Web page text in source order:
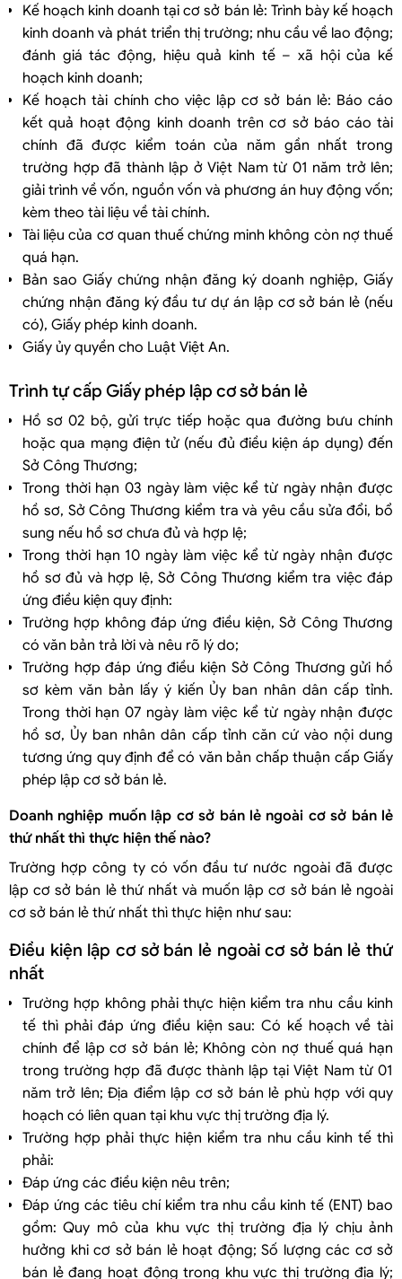
Kế hoạch kinh doanh tại cơ sở bán lẻ: Trình bày kế hoạch
kinh doanh và phát triển thị trường; nhu cầu về lao động;
đánh giá tác động, hiệu quả kinh tế – xã hội của kế
hoạch kinh doanh;
Kế hoạch tài chính cho việc lập cơ sở bán lẻ: Báo cáo
kết quả hoạt động kinh doanh trên cơ sở báo cáo tài
chính đã được kiểm toán của năm gần nhất trong
trường hợp đã thành lập ở Việt Nam từ 01 năm trở lên;
giải trình về vốn, nguồn vốn và phương án huy động vốn;
kèm theo tài liệu về tài chính.
Tài liệu của cơ quan thuế chứng minh không còn nợ thuế
quá hạn.
Bản sao Giấy chứng nhận đăng ký doanh nghiệp, Giấy
chứng nhận đăng ký đầu tư dự án lập cơ sở bán lẻ (nếu
có), Giấy phép kinh doanh.
Giấy ủy quyền cho Luật Việt An.
Trình tự cấp Giấy phép lập cơ sở bán lẻ
Hồ sơ 02 bộ, gửi trực tiếp hoặc qua đường bưu chính
hoặc qua mạng điện tử (nếu đủ điều kiện áp dụng) đến
Sở Công Thương;
Trong thời hạn 03 ngày làm việc kể từ ngày nhận được
hồ sơ, Sở Công Thương kiểm tra và yêu cầu sửa đổi, bổ
sung nếu hồ sơ chưa đủ và hợp lệ;
Trong thời hạn 10 ngày làm việc kể từ ngày nhận được
hồ sơ đủ và hợp lệ, Sở Công Thương kiểm tra việc đáp
ứng điều kiện quy định:
Trường hợp không đáp ứng điều kiện, Sở Công Thương
có văn bản trả lời và nêu rõ lý do;
Trường hợp đáp ứng điều kiện Sở Công Thương gửi hồ
sơ kèm văn bản lấy ý kiến Ủy ban nhân dân cấp tỉnh.
Trong thời hạn 07 ngày làm việc kể từ ngày nhận được
hồ sơ, Ủy ban nhân dân cấp tỉnh căn cứ vào nội dung
tương ứng quy định để có văn bản chấp thuận cấp Giấy
phép lập cơ sở bán lẻ.
Doanh nghiệp muốn lập cơ sở bán lẻ ngoài cơ sở bán lẻ
thứ nhất thì thực hiện thế nào?
Trường hợp công ty có vốn đầu tư nước ngoài đã được
lập cơ sở bán lẻ thứ nhất và muốn lập cơ sở bán lẻ ngoài
cơ sở bán lẻ thứ nhất thì thực hiện như sau:
Điều kiện lập cơ sở bán lẻ ngoài cơ sở bán lẻ thứ
nhất
Trường hợp không phải thực hiện kiểm tra nhu cầu kinh
tế thì phải đáp ứng điều kiện sau: Có kế hoạch về tài
chính để lập cơ sở bán lẻ; Không còn nợ thuế quá hạn
trong trường hợp đã được thành lập tại Việt Nam từ 01
năm trở lên; Địa điểm lập cơ sở bán lẻ phù hợp với quy
hoạch có liên quan tại khu vực thị trường địa lý.
Trường hợp phải thực hiện kiểm tra nhu cầu kinh tế thì
phải:
Đáp ứng các điều kiện nêu trên;
Đáp ứng các tiêu chí kiểm tra nhu cầu kinh tế (ENT) bao
gồm: Quy mô của khu vực thị trường địa lý chịu ảnh
hưởng khi cơ sở bán lẻ hoạt động; Số lượng các cơ sở
bán lẻ đang hoạt động trong khu vực thị trường địa lý;